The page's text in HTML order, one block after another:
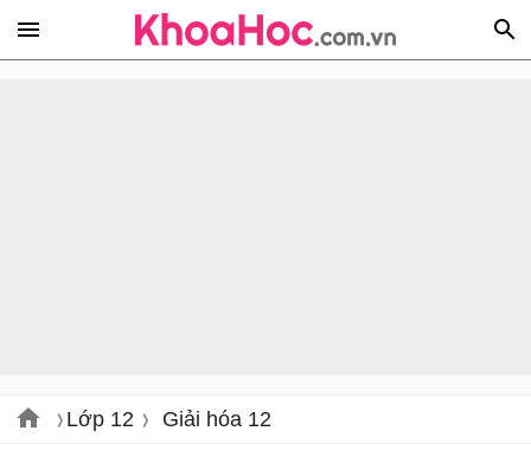
Lớp 12 Giải hóa 12